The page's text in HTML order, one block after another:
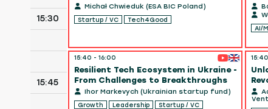
15:30
15:45
Michał Chwieduk (ESA BIC Poland)
Startup / VC
Tech4Good
15:40 - 16:00
Resilient Tech Ecosystem in Ukraine -
From Challenges to Breakthroughs
Ihor Markevych (Ukrainian startup fund)
Growth
Leadership Startup / VC
AI/